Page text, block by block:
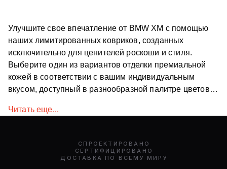
Улучшите свое впечатление от BMW XM с помощью
наших лимитированных ковриков, созданных
исключительно для ценителей роскоши и стиля.
Выберите один из вариантов отделки премиальной
кожей в соответствии с вашим индивидуальным
вкусом, доступный в разнообразной палитре цветов,
Изготовленные из первоклассных материалов, эти
ходьбе. Сделайте заявление с каждой поездкой,
выбрав наши напольные коврики, изготовленные по
Читать еще...
СПРОЕКТИРОВАНО
СЕРТИФИЦИРОВАНО
ДОСТАВКА ПО ВСЕМУ МИРУ